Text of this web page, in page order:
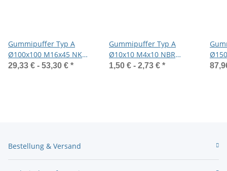
Gummipuffer Typ A
Ø100x100 M16x45 NK
75°Shore Stahl verzinkt
29,33 € - 53,30 € *
Gummipuffer Typ A
Ø10x10 M4x10 NBR
55°Shore Stahl verzinkt
1,50 € - 2,73 € *
55°
Bestellung & Versand